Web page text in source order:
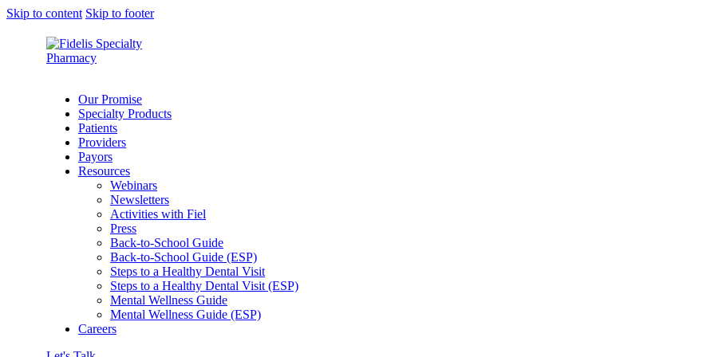
Skip to content Skip to footer
Our Promise
Specialty Products
Patients
Providers
Payors
Resources
Webinars
Newsletters
Activities with Fiel
Press
Back-to-School Guide
Back-to-School Guide (ESP)
Steps to a Healthy Dental Visit
Steps to a Healthy Dental Visit (ESP)
Mental Wellness Guide
Mental Wellness Guide (ESP)
Careers